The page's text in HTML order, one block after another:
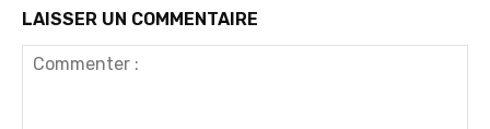
LAISSER UN COMMENTAIRE